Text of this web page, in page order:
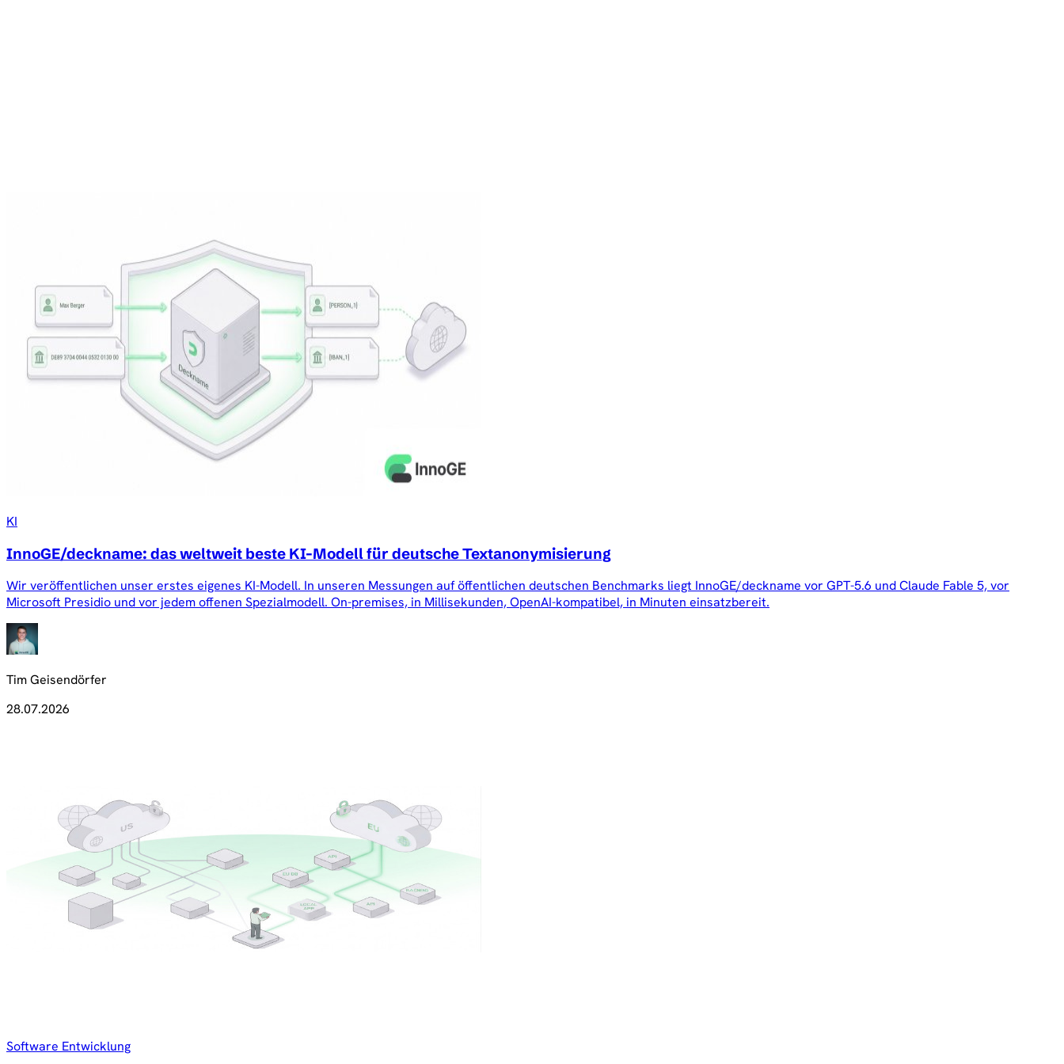
KI
InnoGE/deckname: das weltweit beste KI-Modell für deutsche Textanonymisierung
Wir veröffentlichen unser erstes eigenes KI-Modell. In unseren Messungen auf öffentlichen deutschen Benchmarks liegt InnoGE/deckname vor GPT-5.6 und Claude Fable 5, vor
Microsoft Presidio und vor jedem offenen Spezialmodell. On-premises, in Millisekunden, OpenAI-kompatibel, in Minuten einsatzbereit.
Tim Geisendörfer
28.07.2026
Software Entwicklung